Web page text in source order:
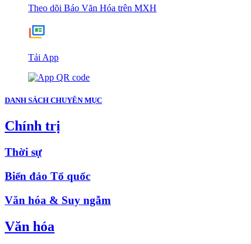
Theo dõi Báo Văn Hóa trên MXH
Tải App
DANH SÁCH CHUYÊN MỤC
Chính trị
Thời sự
Biển đảo Tổ quốc
Văn hóa & Suy ngẫm
Văn hóa